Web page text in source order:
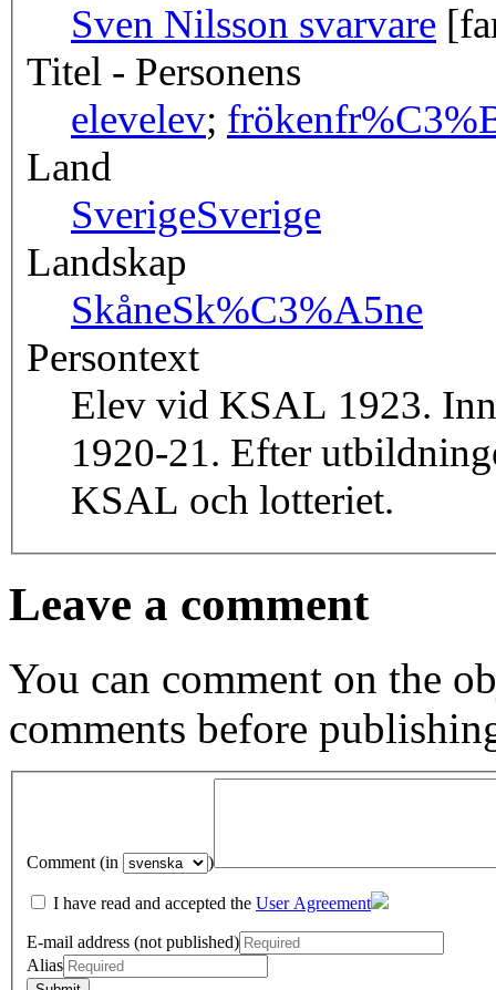
Sven Nilsson svarvare
Titel - Personens
elevelev; fröken
Land
SverigeSverige
Landskap
SkåneSk%C3%A5ne
Persontext
Elev vid KSAL 1923.
1920-21. Efter
KSAL och lotteriet.
Leave a comment
You can comment on the
comments before
Comment (in )
I have read and accepted the User Agreement
E-mail address (not published)
Alias